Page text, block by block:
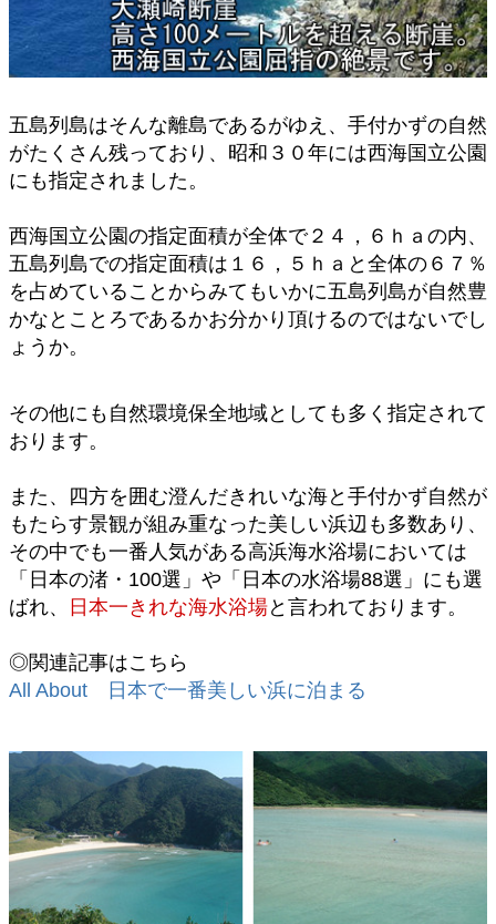
五島列島はそんな離島であるがゆえ、手付かずの自然
がたくさん残っており、昭和３０年には西海国立公園
にも指定されました。
西海国立公園の指定面積が全体で２４，６ｈａの内、
五島列島での指定面積は１６，５ｈａと全体の６７％
を占めていることからみてもいかに五島列島が自然豊
かなとことろであるかお分かり頂けるのではないでし
ょうか。
その他にも自然環境保全地域としても多く指定されて
おります。
また、四方を囲む澄んだきれいな海と手付かず自然が
もたらす景観が組み重なった美しい浜辺も多数あり、
その中でも一番人気がある高浜海水浴場においては
「日本の渚・100選」や「日本の水浴場88選」にも選
ばれ、
日本一きれな海水浴場と言われております。
◎関連記事はこちら
All About 日本で一番美しい浜に泊まる